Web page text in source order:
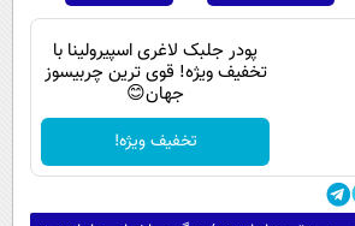
پودر جلبک لاغری اسپیرولینا با
تخفیف ویژه! قوی ترین چربیسوز
جهان😊
تخفیف ویژه!